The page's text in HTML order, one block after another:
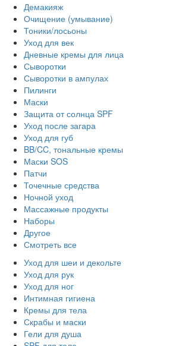
Демакияж
Очищение (умывание)
Тоники/лосьоны
Уход для век
Дневные кремы для лица
Сыворотки
Сыворотки в ампулах
Пилинги
Маски
Защита от солнца SPF
Уход после загара
Уход для губ
BB/CC, тональные кремы
Маски SOS
Патчи
Точечные средства
Ночной уход
Массажные продукты
Наборы
Другое
Смотреть все
Уход для шеи и декольте
Уход для рук
Уход для ног
Интимная гигиена
Кремы для тела
Скрабы и маски
Гели для душа